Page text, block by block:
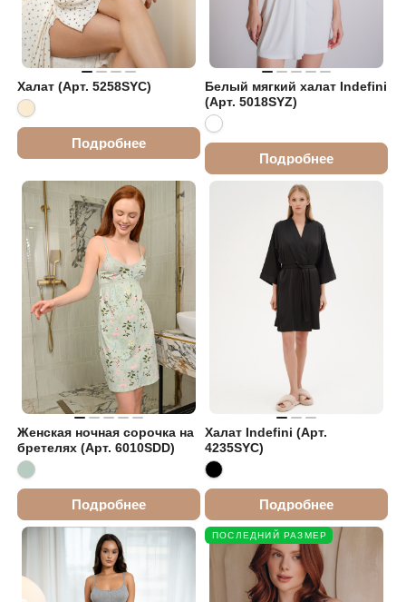
Халат (Арт. 5258SYC)
Подробнее
Белый мягкий халат Indefini
(Арт. 5018SYZ)
Подробнее
Женская ночная сорочка на
бретелях (Арт. 6010SDD)
Подробнее
Халат Indefini (Арт.
4235SYC)
Подробнее
ПОСЛЕДНИЙ РАЗМЕР